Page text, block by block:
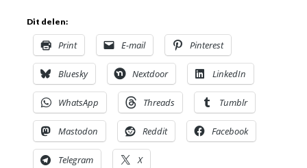
Dit delen:
Print E-mail Pinterest
Bluesky Nextdoor LinkedIn
WhatsApp Threads Tumblr
Mastodon Reddit Facebook
Telegram X